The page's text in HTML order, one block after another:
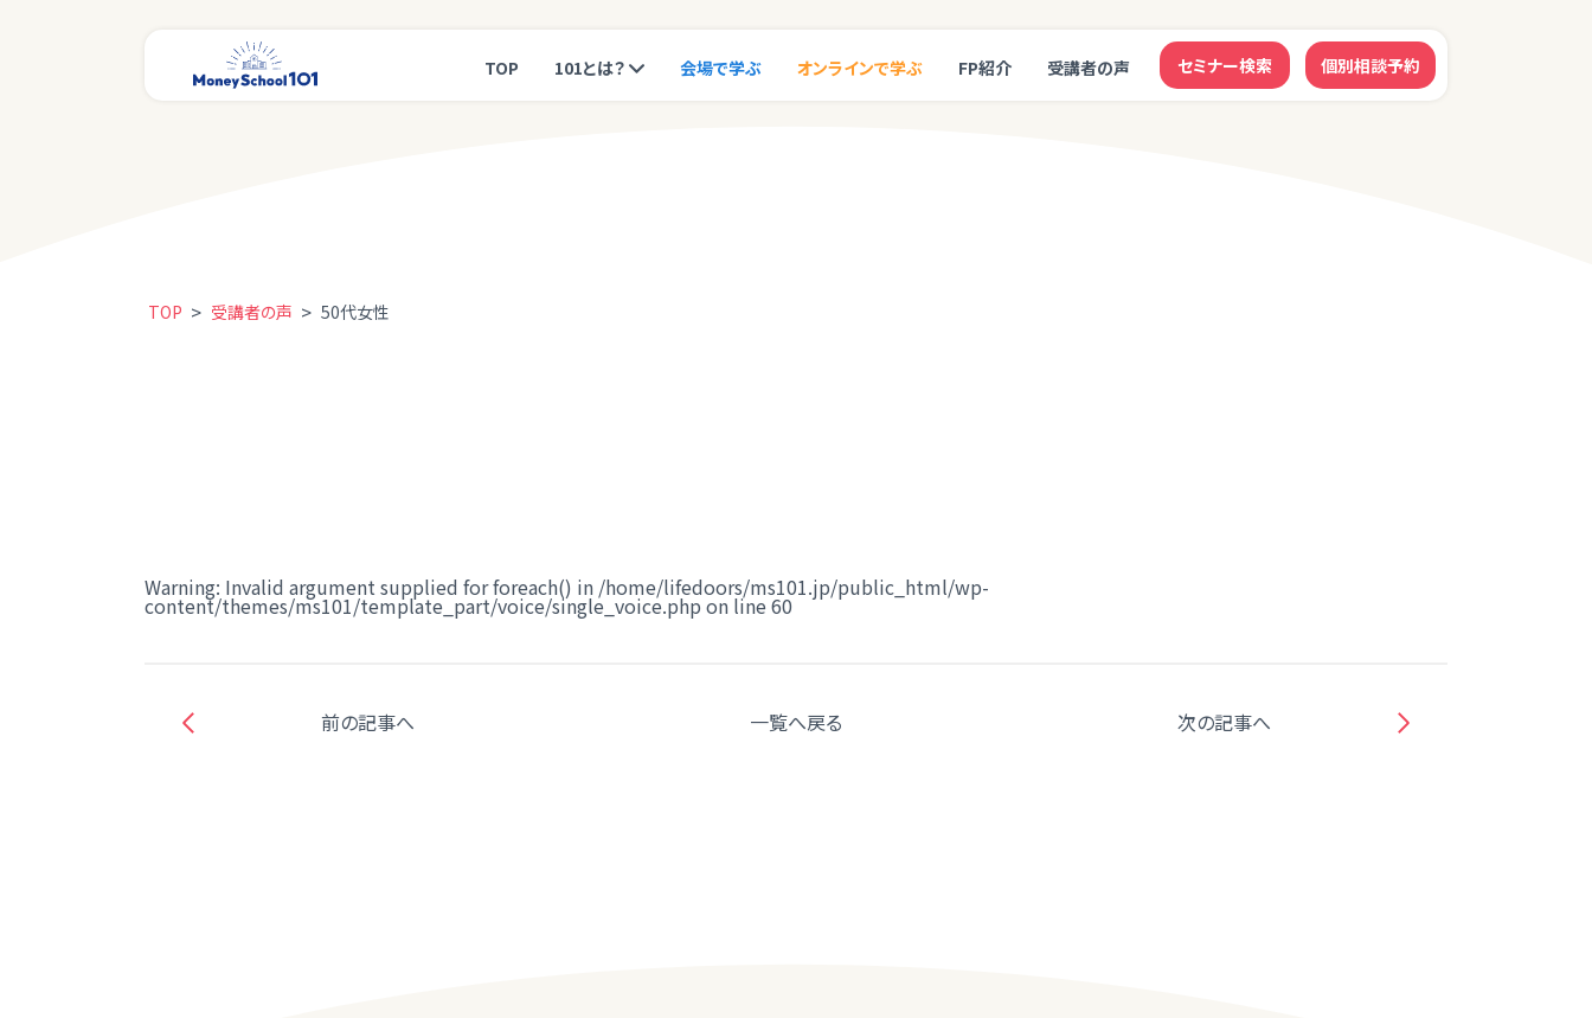
TOP 101とは？ 会場で学ぶ オンラインで学ぶ FP紹介 受講者の声 セミナー検索 個別相談予約
TOP > 受講者の声 > 50代女性
Warning: Invalid argument supplied for foreach() in /home/lifedoors/ms101.jp/public_html/wp-
content/themes/ms101/template_part/voice/single_voice.php on line 60
前の記事へ 一覧へ戻る 次の記事へ